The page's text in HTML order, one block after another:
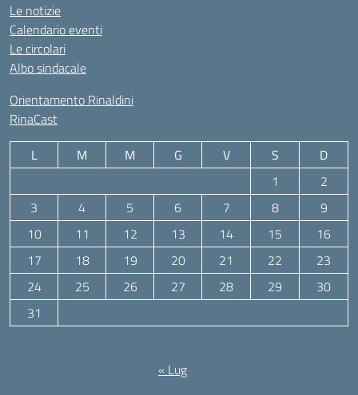
Le notizie
Calendario eventi
Le circolari
Albo sindacale
Orientamento Rinaldini
RinaCast
L M M G V S
D
1
2
3
4 5 6 7 8
9
10
11 12 13 14 15
16
17
18 19 20 21 22
23
24
25 26 27 28 29
30
31
« Lug